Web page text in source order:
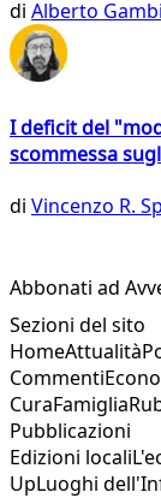
di Alberto
I deficit del
scommessa
di Vincenzo R.
Abbonati ad
Sezioni del sito
HomeAttualità
Commenti
CuraFamiglia
Pubblicazioni
Edizioni locali
UpLuoghi